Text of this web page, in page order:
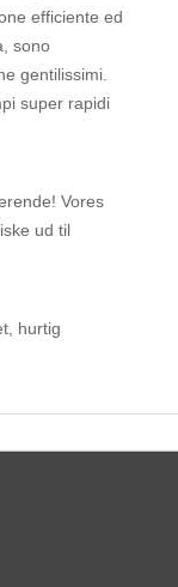
efficiente ed
sono
gentilissimi.
super rapidi
Vores
ud til
hurtig